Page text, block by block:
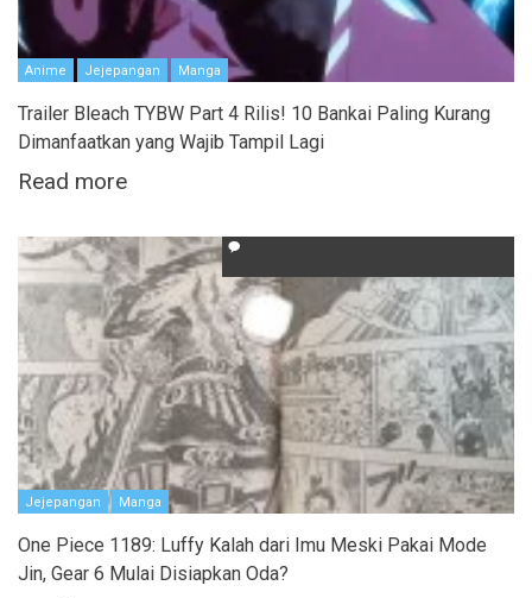
Anime Jejepangan Manga
Trailer Bleach TYBW Part 4 Rilis! 10 Bankai Paling Kurang
Dimanfaatkan yang Wajib Tampil Lagi
Read more
Jejepangan Manga
One Piece 1189: Luffy Kalah dari Imu Meski Pakai Mode
Jin, Gear 6 Mulai Disiapkan Oda?